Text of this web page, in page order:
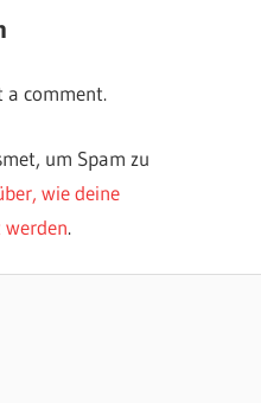
a comment.
um Spam zu
wie deine
.